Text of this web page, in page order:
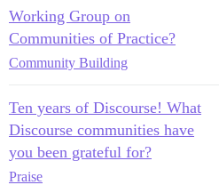
Working Group on
Communities of Practice?
Community Building
Ten years of Discourse! What
Discourse communities have
you been grateful for?
Praise